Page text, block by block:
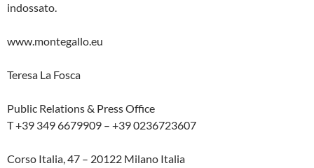
indossato.
www.montegallo.eu
Teresa La Fosca
Public Relations & Press Office
T +39 349 6679909 – +39 0236723607
Corso Italia, 47 – 20122 Milano Italia